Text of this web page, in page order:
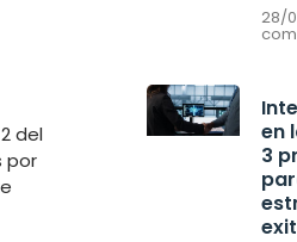
del
por
28/
en
3